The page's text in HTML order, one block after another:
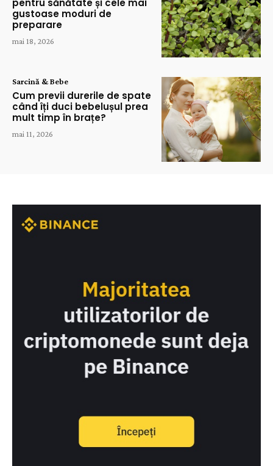
pentru sănătate și cele mai
gustoase moduri de
preparare
mai 18, 2026
Sarcină & Bebe
Cum previi durerile de spate
când îți duci bebelușul prea
mult timp în brațe?
mai 11, 2026